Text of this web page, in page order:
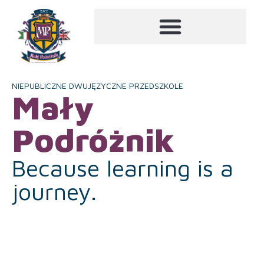
NIEPUBLICZNE DWUJĘZYCZNE PRZEDSZKOLE
Mały
Podróżnik
Because learning is a
journey.